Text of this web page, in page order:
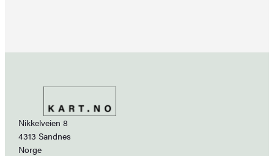
Nikkelveien 8
4313 Sandnes
Norge